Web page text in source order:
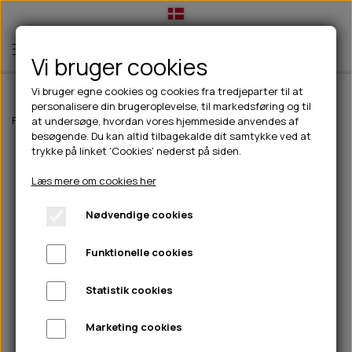
TIL HUND
💧FODER- VANDSKÅLE
CHICOPEE
GODBIDSTASKE
HALSBÅND
🦴 GODBIDDER & SNACKS
🍖 SMAGSVARIANTER
🎾 LEGETØJ
TÆNDER, ØRE, ØJE, POTER & NÆSE
🐾 UDSTYR & KOMFORT
TIL HUNDEEJER
DRIKKEFLASKER/TERMOFLASKER
HUER OG VANTER
PINEWOOD SALES
TIL KAT
TILBUD
NYHEDER
ABONNEMENT
Forside Outdoor Pinewood tøj Dame Pinewood Dog Sport
Vi bruger cookies
Vi bruger egne cookies og cookies fra tredjeparter til at
personalisere din brugeroplevelse, til markedsføring og til
at undersøge, hvordan vores hjemmeside anvendes af
besøgende. Du kan altid tilbagekalde dit samtykke ved at
trykke på linket 'Cookies' nederst på siden.
Læs mere om cookies her
Nødvendige cookies
Funktionelle cookies
Statistik cookies
Marketing cookies